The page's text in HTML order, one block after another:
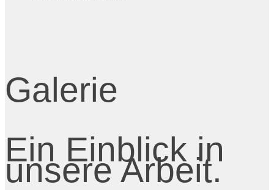
Galerie
Ein Einblick in
unsere Arbeit.